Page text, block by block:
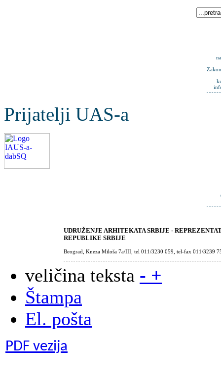
Prijatelji UAS-a
UDRUŽENJE ARHITEKATA SRBIJE -
REPUBLIKE SRBIJE
Beograd, Kneza Miloša 7a/III, tel 011/3230 059, tel-fax 011/3239
veličina teksta - +
Štampa
El. pošta
PDF vezija